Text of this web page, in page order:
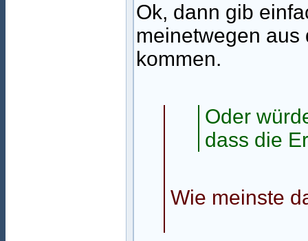
Ok, dann gib
meinetwegen
kommen.
Oder
dass die
Wie meinste